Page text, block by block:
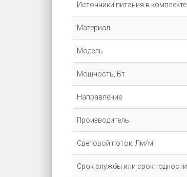
Источники питания в комплекте
Материал
Модель
Мощность, Вт
Направление
Производитель
Световой поток, Лм/м
Срок службы или срок годности